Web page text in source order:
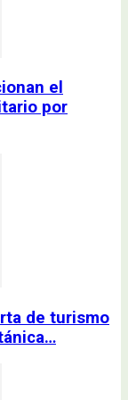
el
por
de turismo